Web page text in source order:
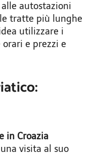
autostazioni
tratte più lunghe
utilizzare i
e prezzi e
in Croazia
visita al suo